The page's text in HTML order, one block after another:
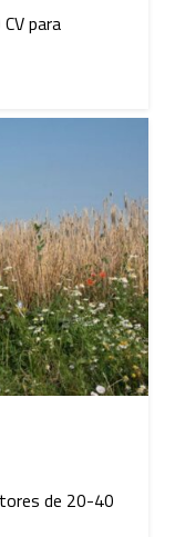
para
de 20-40